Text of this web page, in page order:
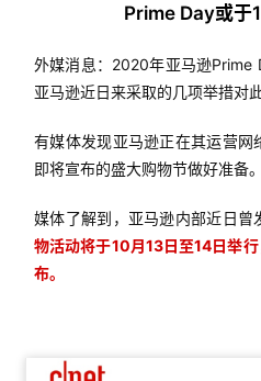
Prime Day或于
外媒消息：2020年亚马逊Prime
亚马逊近日来采取的几项举措对
有媒体发现亚马逊正在其运营网
即将宣布的盛大购物节做好准备。
媒体了解到，亚马逊内部近日曾
物活动将于10月13日至14日举
布。